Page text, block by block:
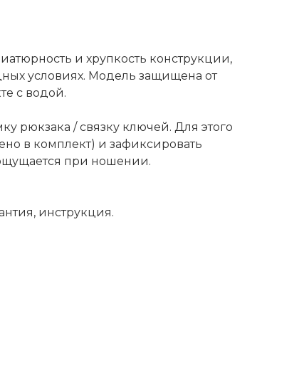
и хрупкость конструкции,
условиях. Модель защищена от
с водой.
рюкзака / связку ключей. Для этого
в комплект) и зафиксировать
при ношении.
инструкция.